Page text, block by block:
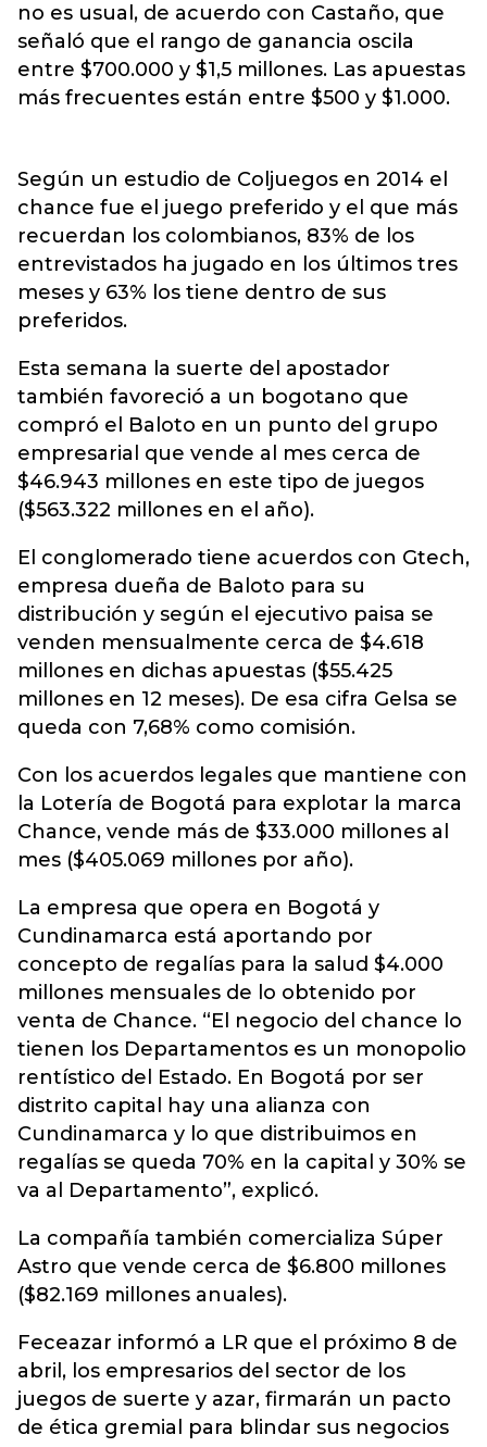
no es usual, de acuerdo con Castaño, que
señaló que el rango de ganancia oscila
entre $700.000 y $1,5 millones. Las apuestas
más frecuentes están entre $500 y $1.000.
Según un estudio de Coljuegos en 2014 el
chance fue el juego preferido y el que más
recuerdan los colombianos, 83% de los
entrevistados ha jugado en los últimos tres
meses y 63% los tiene dentro de sus
preferidos.
Esta semana la suerte del apostador
también favoreció a un bogotano que
compró el Baloto en un punto del grupo
empresarial que vende al mes cerca de
$46.943 millones en este tipo de juegos
($563.322 millones en el año).
El conglomerado tiene acuerdos con Gtech,
empresa dueña de Baloto para su
distribución y según el ejecutivo paisa se
venden mensualmente cerca de $4.618
millones en dichas apuestas ($55.425
millones en 12 meses). De esa cifra Gelsa se
queda con 7,68% como comisión.
Con los acuerdos legales que mantiene con
la Lotería de Bogotá para explotar la marca
Chance, vende más de $33.000 millones al
mes ($405.069 millones por año).
La empresa que opera en Bogotá y
Cundinamarca está aportando por
concepto de regalías para la salud $4.000
millones mensuales de lo obtenido por
venta de Chance. “El negocio del chance lo
tienen los Departamentos es un monopolio
rentístico del Estado. En Bogotá por ser
distrito capital hay una alianza con
Cundinamarca y lo que distribuimos en
regalías se queda 70% en la capital y 30% se
va al Departamento”, explicó.
La compañía también comercializa Súper
Astro que vende cerca de $6.800 millones
($82.169 millones anuales).
Feceazar informó a LR que el próximo 8 de
abril, los empresarios del sector de los
juegos de suerte y azar, firmarán un pacto
de ética gremial para blindar sus negocios